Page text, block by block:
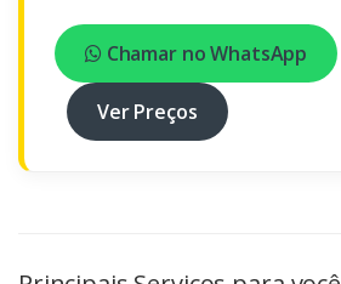
Chamar no WhatsApp
Ver Preços